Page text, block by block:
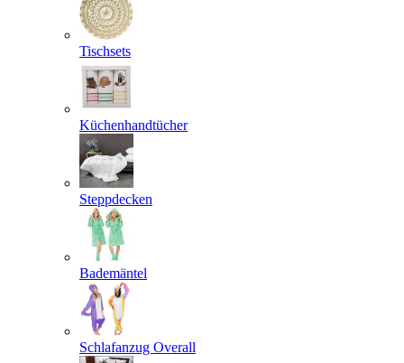
Tischsets
Küchenhandtücher
Steppdecken
Bademäntel
Schlafanzug Overall